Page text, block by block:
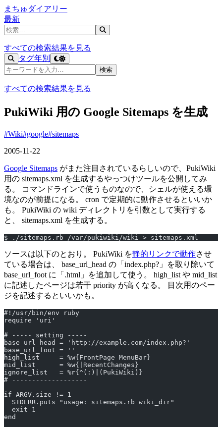
まちゅダイアリー
最新
記事を検索
すべての検索結果を見る
タグ年別
記事を検索
検索
すべての検索結果を見る
PukiWiki 用の Google Sitemaps を生成
#Wiki#google#sitemaps
2005-11-22
Google Sitemaps がまた注目されているらしいので、PukiWiki
用の sitemaps.xml を生成するやっつけツールを公開してみ
る。 コマンドラインで使うものなので、シェルが使える環
境なのが前提になる。 cron で定期的に動作させるといいか
も。 PukiWiki の wiki ディレクトリを引数として実行する
と、 sitemaps.xml を生成する。
$ ./sitemaps.rb /var/pukiwiki/wiki > sitemaps.xml
ソースは以下のとおり。 PukiWiki を静的リンクで動作させ
ている場合は、 base_url_head の「index.php?」を取り除いて
base_url_foot に「.html」を追加して使う。 high_list や mid_list
に記述したページは若干 priority が高くなる。 目次用のペー
ジを記述するといいかも。
#!/usr/bin/env ruby
require 'uri'
# ----- setting -----
base_url_head = 'http://example.com/index.php?'
base_url_foot = ''
high_list     = %w{FrontPage MenuBar}
mid_list      = %w{|RecentChanges}
ignore_list   = %r{^(:)|(PukiWiki)}
# -------------------
if ARGV.size != 1
  STDERR.puts "usage: sitemaps.rb wiki_dir"
  exit 1
end